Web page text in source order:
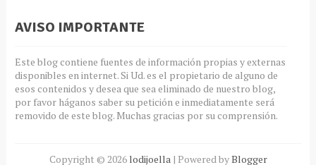
AVISO IMPORTANTE
Este blog contiene fuentes de información propias y externas
disponibles en internet. Si Ud. es el propietario de alguno de
esos contenidos y desea que sea eliminado de nuestro blog,
por favor háganos saber su petición e inmediatamente será
removido de este blog. Muchas gracias por su comprensión.
Copyright © 2026 lodijoella| Powered byBlogger